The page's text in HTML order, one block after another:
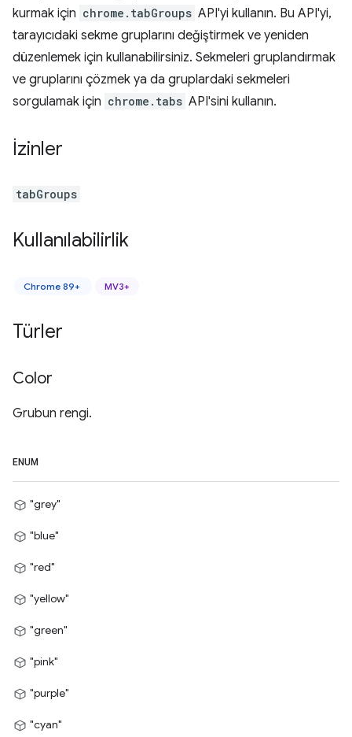
kurmak için chrome.tabGroups API'yi kullanın. Bu API'yi,
tarayıcıdaki sekme gruplarını değiştirmek ve yeniden
düzenlemek için kullanabilirsiniz. Sekmeleri gruplandırmak
ve gruplarını çözmek ya da gruplardaki sekmeleri
sorgulamak için chrome.tabs API'sini kullanın.
İzinler
tabGroups
Kullanılabilirlik
Chrome 89+ MV3+
Türler
Color
Grubun rengi.
ENUM
"grey"
"blue"
"red"
"yellow"
"green"
"pink"
"purple"
"cyan"